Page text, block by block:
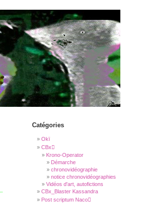
Catégories
Okï
CBx
Krono-Operator
Démarche
chronovidéographie
notice chronovidéographies
Vidéos d'art, autofictions
CBx_Blaster Kassandra
Post scriptum Naco